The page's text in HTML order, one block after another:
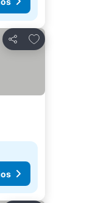
Compartir
Agregar a favoritos